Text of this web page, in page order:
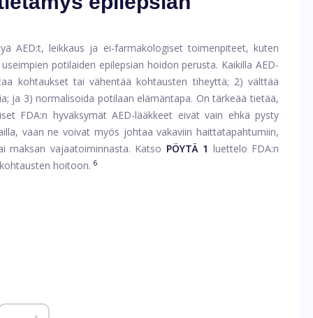
AED:t, leikkaus ja ei-farmakologiset toimenpiteet, kuten
potilaiden epilepsian hoidon perusta. Kaikilla AED-
kohtaukset tai vähentää kohtausten tiheyttä; 2) välttää
ja 3) normalisoida potilaan elämäntapa. On tärkeää tietää,
FDA:n hyväksymät AED-lääkkeet eivät vain ehkä pysty
vaan ne voivat myös johtaa vakaviin haittatapahtumiin,
maksan vajaatoiminnasta. Katso PÖYTÄ 1 luettelo FDA:n
hoitoon. 6